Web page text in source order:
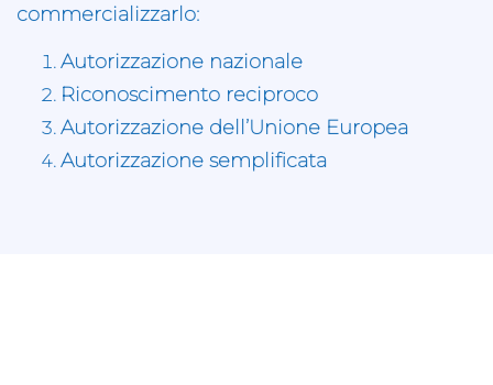
commercializzarlo:
Autorizzazione nazionale
Riconoscimento reciproco
Autorizzazione dell’Unione Europea
Autorizzazione semplificata